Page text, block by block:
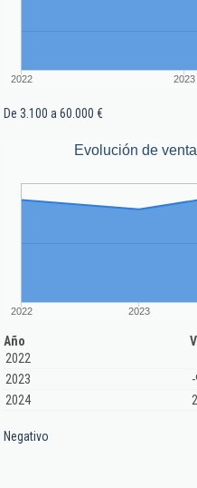
2022 2023
De 3.100 a 60.000 €
Evolución de
2022 2023
Año
2022
2023
2024
Negativo